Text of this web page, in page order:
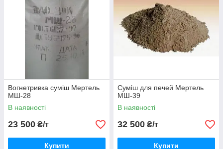
Вогнетривка суміш Мертель
МШ-28
В наявності
23 500 ₴/т
Купити
Суміш для печей Мертель
МШ-39
В наявності
32 500 ₴/т
Купити